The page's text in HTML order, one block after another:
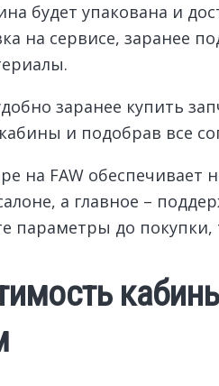
будет упакована и
на сервисе, заранее
заранее купить
и подобрав все
на FAW
а главное –
параметры до